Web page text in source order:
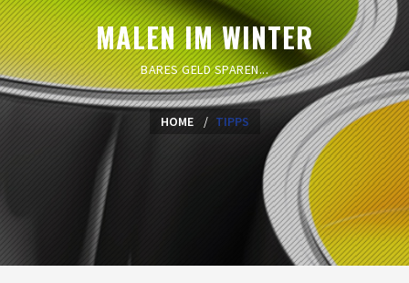
MALEN IM WINTER
BARES GELD SPAREN...
HOME TIPPS